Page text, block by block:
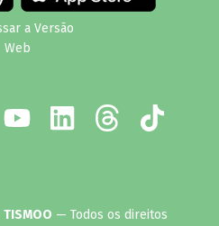
TISMOO — Todos os direitos